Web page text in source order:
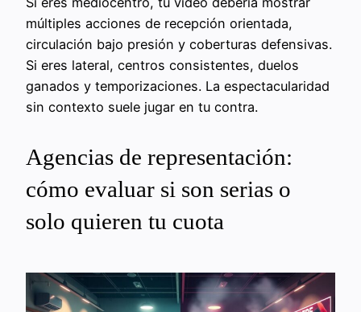
múltiples acciones de recepción orientada,
circulación bajo presión y coberturas defensivas.
Si eres lateral, centros consistentes, duelos
ganados y temporizaciones. La espectacularidad
sin contexto suele jugar en tu contra.
Agencias de representación:
cómo evaluar si son serias o
solo quieren tu cuota